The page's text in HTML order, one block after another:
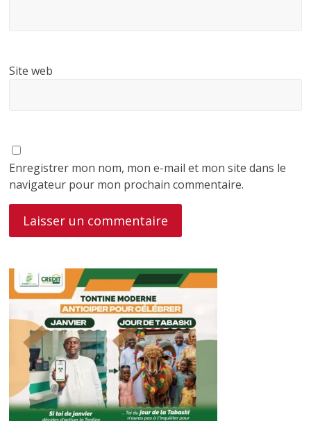
Site web
Enregistrer mon nom, mon e-mail et mon site dans le
navigateur pour mon prochain commentaire.